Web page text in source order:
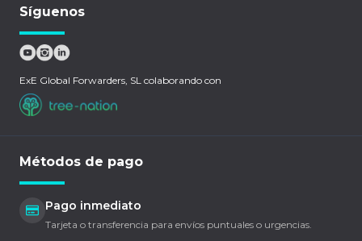
Síguenos
ExE Global Forwarders, SL colaborando con
Métodos de pago
Pago inmediato
Tarjeta o transferencia para envíos puntuales o urgencias.